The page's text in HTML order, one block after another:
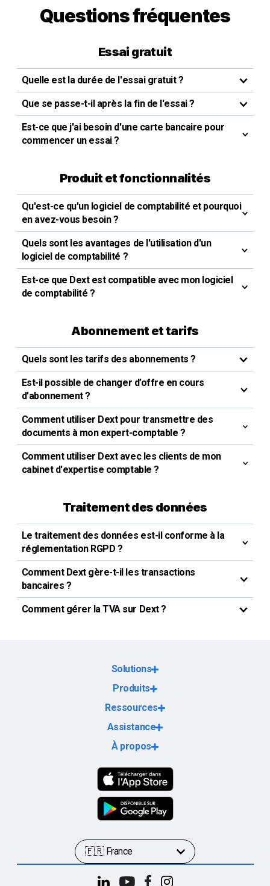
Questions fréquentes
Essai gratuit
Quelle est la durée de l'essai gratuit ?
Que se passe-t-il après la fin de l'essai ?
Est-ce que j'ai besoin d'une carte bancaire pour
commencer un essai ?
Produit et fonctionnalités
Qu'est-ce qu'un logiciel de comptabilité et pourquoi
en avez-vous besoin ?
Quels sont les avantages de l'utilisation d'un
logiciel de comptabilité ?
Est-ce que Dext est compatible avec mon logiciel
de comptabilité ?
Abonnement et tarifs
Quels sont les tarifs des abonnements ?
Est-il possible de changer d’offre en cours
d’abonnement ?
Comment utiliser Dext pour transmettre des
documents à mon expert-comptable ?
Comment utiliser Dext avec les clients de mon
cabinet d'expertise comptable ?
Traitement des données
Le traitement des données est-il conforme à la
réglementation RGPD ?
Comment Dext gère-t-il les transactions
bancaires ?
Comment gérer la TVA sur Dext ?
Solutions
Produits
Ressources
Assistance
À propos